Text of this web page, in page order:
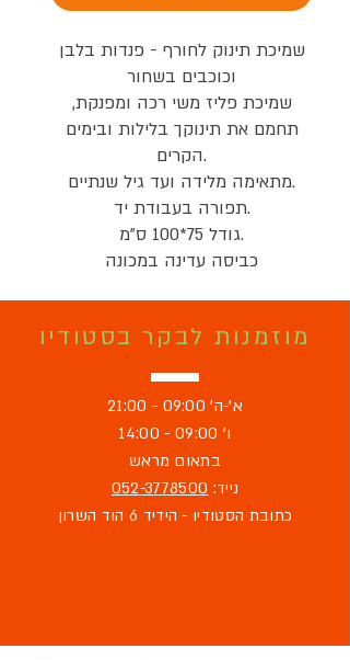
שמיכת תינוק לחורף - פנדות בלבן
וכוכבים בשחור
שמיכת פליז משי רכה ומפנקת,
תחמם את תינוקך בלילות ובימים
הקרים.
מתאימה מלידה ועד גיל שנתיים.
תפורה בעבודת יד.
גודל 75*100 ס"מ.
כביסה עדינה במכונה
מוזמנות לבקר בסטודיו
א'-ה' 09:00 - 21:00
ו' 09:00 - 14:00
בתאום מראש
נייד: 052-3778500
כתובת הסטודיו - הידיד 6 הוד השרון